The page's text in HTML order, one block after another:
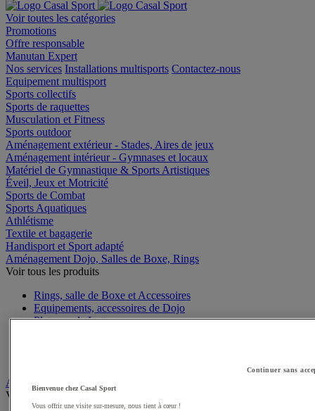
Voir toutes les catégories
Promotions
Offre responsable
Manutan Expert
Nos services Installations multisports Contactez-nous
Equipement multisport
Sports collectifs
Sports de raquettes
Musculation et Fitness
Sports outdoor
Aménagement extérieur - Stades, Aires de jeux
Aménagement intérieur - Gymnases et locaux
Matériel de Gymnastique & Sports Artistiques
Éveil, Jeux et Motricité
Sports de Combat
Sports Aquatiques
Athlétisme
Textile et bagagerie
Handisport et Sport adapté
Aménagement Dojo, Salles de Boxe, Rings
Voir tous les produits
Rings, salle de Boxe et Accessoires
Equipements, accessoires de Dojo
Plateaux de Lutte
Arts Martiaux
Voir tous les produits
Continuer sans
Bienvenue chez Casal Sport
Vous offrir une visite sur-mesure, nous tient à cœur !